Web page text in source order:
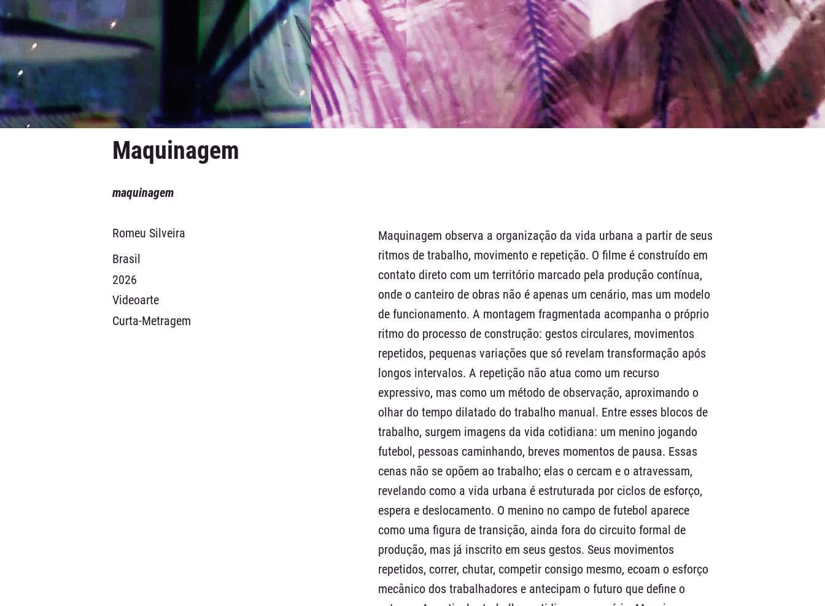
Maquinagem
maquinagem
Romeu Silveira
Brasil
2026
Videoarte
Curta-Metragem
Maquinagem observa a organização da vida urbana a partir de seus
ritmos de trabalho, movimento e repetição. O filme é construído em
contato direto com um território marcado pela produção contínua,
onde o canteiro de obras não é apenas um cenário, mas um modelo
de funcionamento. A montagem fragmentada acompanha o próprio
ritmo do processo de construção: gestos circulares, movimentos
repetidos, pequenas variações que só revelam transformação após
longos intervalos. A repetição não atua como um recurso
expressivo, mas como um método de observação, aproximando o
olhar do tempo dilatado do trabalho manual. Entre esses blocos de
trabalho, surgem imagens da vida cotidiana: um menino jogando
futebol, pessoas caminhando, breves momentos de pausa. Essas
cenas não se opõem ao trabalho; elas o cercam e o atravessam,
revelando como a vida urbana é estruturada por ciclos de esforço,
espera e deslocamento. O menino no campo de futebol aparece
como uma figura de transição, ainda fora do circuito formal de
produção, mas já inscrito em seus gestos. Seus movimentos
repetidos, correr, chutar, competir consigo mesmo, ecoam o esforço
mecânico dos trabalhadores e antecipam o futuro que define o